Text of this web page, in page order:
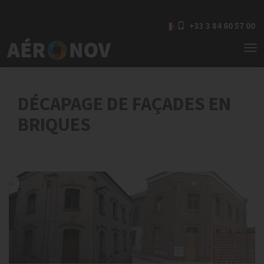
+33 3 84 60 57 00